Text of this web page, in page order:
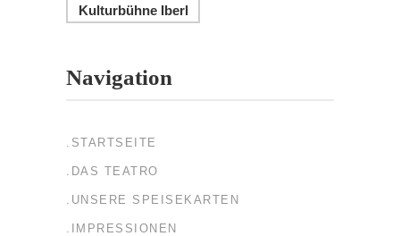
Navigation
.STARTSEITE
.DAS TEATRO
.UNSERE SPEISEKARTEN
.IMPRESSIONEN